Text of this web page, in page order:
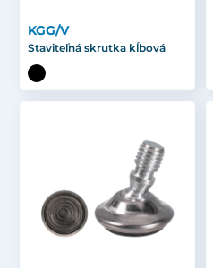
KGG/V
Staviteľná skrutka kĺbová